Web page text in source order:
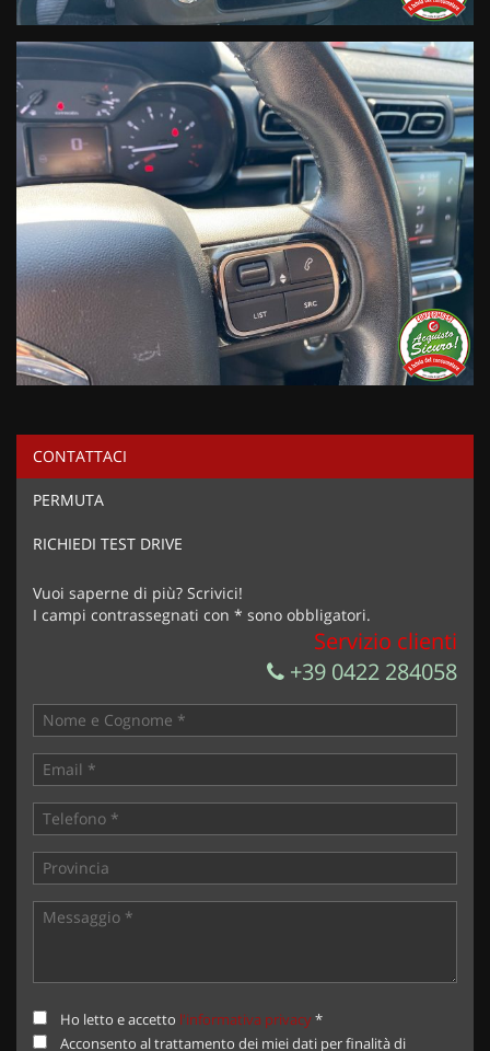
CONTATTACI
PERMUTA
RICHIEDI TEST DRIVE
Vuoi saperne di più? Scrivici!
I campi contrassegnati con * sono obbligatori.
Servizio clienti
+39 0422 284058
Ho letto e accetto l'informativa privacy*
Acconsento al trattamento dei miei dati per finalità di